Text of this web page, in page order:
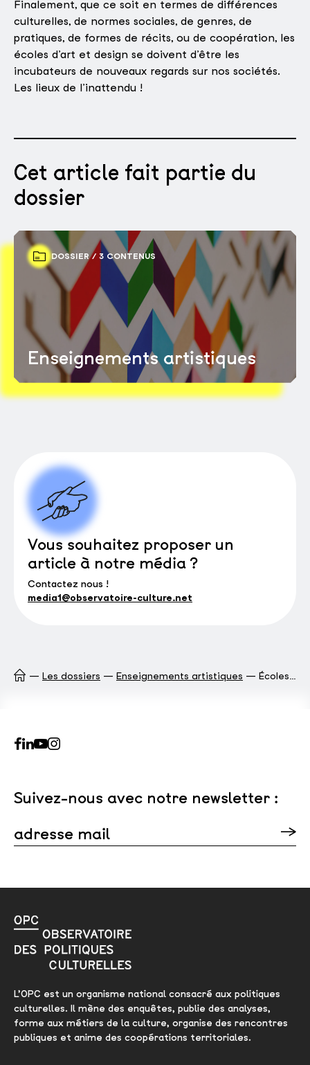
Finalement, que ce soit en termes de différences
culturelles, de normes sociales, de genres, de
pratiques, de formes de récits, ou de coopération, les
écoles d’art et design se doivent d’être les
incubateurs de nouveaux regards sur nos sociétés.
Les lieux de l’inattendu !
Cet article fait partie du
dossier
DOSSIER / 3 CONTENUS
Enseignements artistiques
Vous souhaitez proposer un
article à notre média ?
Contactez nous !
media1@observatoire-culture.net
Les dossiers Enseignements artistiques Écoles d’art et de design : ces lieux de l’inattendu
Suivez-nous avec notre newsletter :
adresse mail
L’OPC est un organisme national consacré aux politiques
culturelles. Il mène des enquêtes, publie des analyses,
forme aux métiers de la culture, organise des rencontres
publiques et anime des coopérations territoriales.